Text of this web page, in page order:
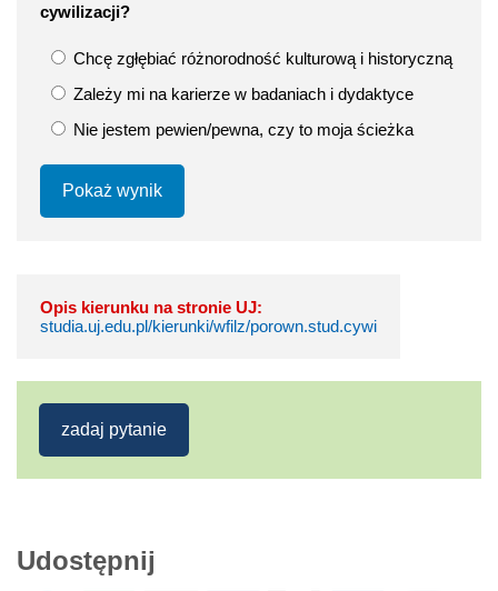
cywilizacji?
Chcę zgłębiać różnorodność kulturową i historyczną
Zależy mi na karierze w badaniach i dydaktyce
Nie jestem pewien/pewna, czy to moja ścieżka
Pokaż wynik
Opis kierunku na stronie UJ:
studia.uj.edu.pl/kierunki/wfilz/porown.stud.cywi
zadaj pytanie
Udostępnij